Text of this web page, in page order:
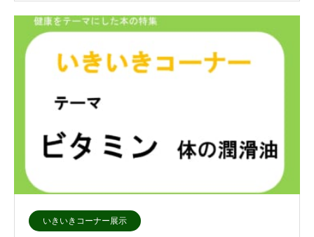
いきいきコーナー展示